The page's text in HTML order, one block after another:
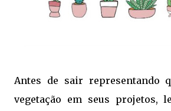
Antes de sair representando
vegetação em seus projetos,